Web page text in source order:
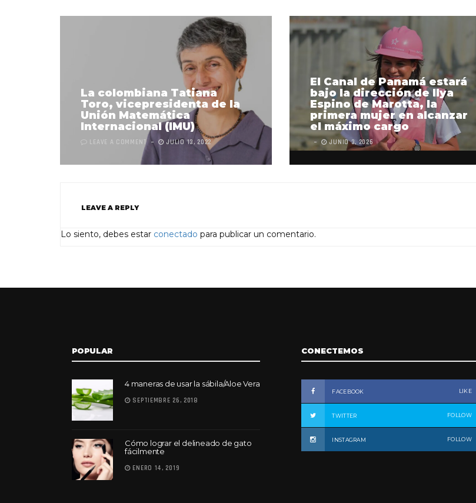
La colombiana Tatiana
Toro, vicepresidenta de la
Unión Matemática
Internacional (IMU)
LEAVE A COMMENT JULIO 13, 2022
El Canal de Panamá estará
bajo la dirección de Ilya
Espino de Marotta, la
primera mujer en alcanzar
el máximo cargo
JUNIO 3, 2026
LEAVE A REPLY
Lo siento, debes estar conectado para publicar un comentario.
POPULAR
4 maneras de usar la sábila/Aloe Vera
SEPTIEMBRE 26, 2018
Cómo lograr el delineado de gato
fácilmente
ENERO 14, 2019
CONECTEMOS
FACEBOOK LIKE
TWITTER FOLLOW
INSTAGRAM FOLLOW